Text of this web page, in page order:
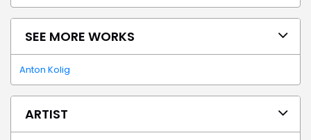
SEE MORE WORKS
Anton Kolig
ARTIST